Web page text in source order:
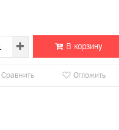
В корзину
Сравнить Отложить